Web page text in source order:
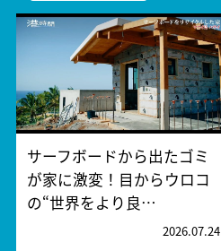
サーフボードから出たゴミ
が家に激変！目からウロコ
の“世界をより良…
2026.07.24